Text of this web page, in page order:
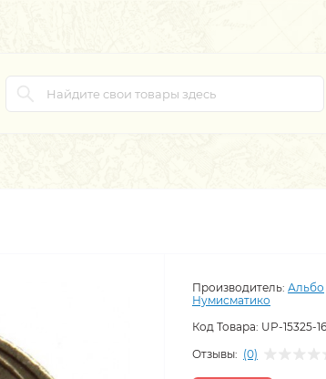
Производитель: Альбо
Нумисматико
Код Товара: UP-15325-
Отзывы: (0)